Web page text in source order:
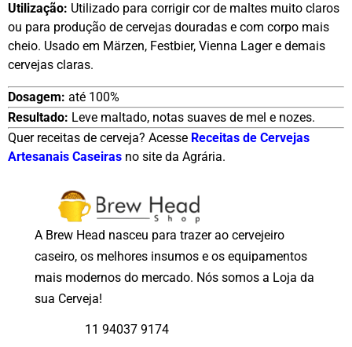
Utilização: Utilizado para corrigir cor de maltes muito claros
ou para produção de cervejas douradas e com corpo mais
cheio. Usado em Märzen, Festbier, Vienna Lager e demais
cervejas claras.
Dosagem: até 100%
Resultado: Leve maltado, notas suaves de mel e nozes.
Quer receitas de cerveja? Acesse Receitas de Cervejas
Artesanais Caseiras no site da Agrária.
A Brew Head nasceu para trazer ao cervejeiro
caseiro, os melhores insumos e os equipamentos
mais modernos do mercado. Nós somos a Loja da
sua Cerveja!
11 94037 9174